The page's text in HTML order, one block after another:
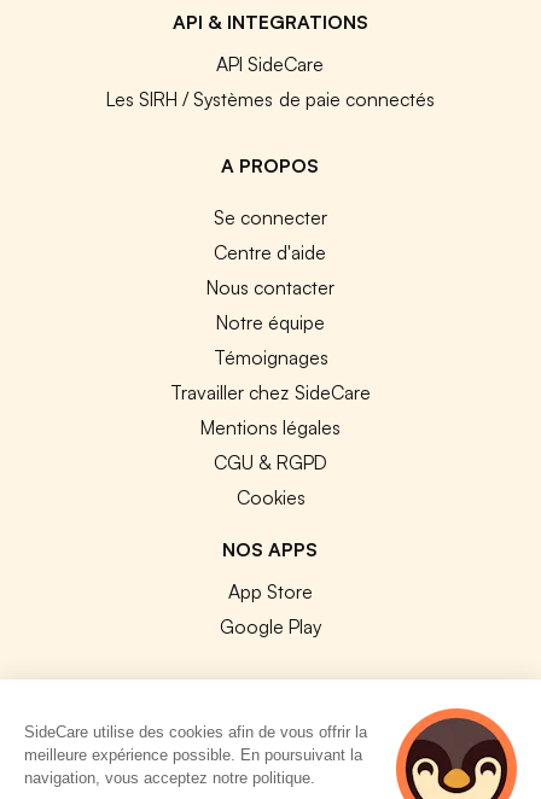
API & INTEGRATIONS
API SideCare
Les SIRH / Systèmes de paie connectés
A PROPOS
Se connecter
Centre d'aide
Nous contacter
Notre équipe
Témoignages
Travailler chez SideCare
Mentions légales
CGU & RGPD
Cookies
NOS APPS
App Store
Google Play
© 2026 SideCare. Tous droits réservés.
SideCare utilise des cookies afin de vous offrir la
meilleure expérience possible. En poursuivant la
navigation, vous acceptez notre politique.